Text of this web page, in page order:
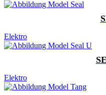
Elektro
Elektro